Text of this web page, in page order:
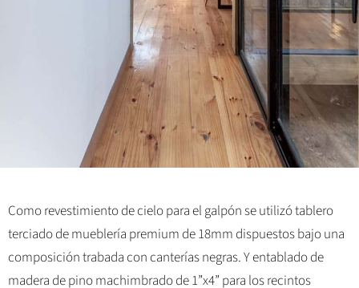
Como revestimiento de cielo para el galpón se utilizó tablero
terciado de mueblería premium de 18mm dispuestos bajo una
composición trabada con canterías negras. Y entablado de
madera de pino machimbrado de 1”x4” para los recintos